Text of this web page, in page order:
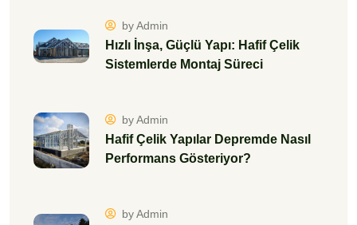
by Admin
Hızlı İnşa, Güçlü Yapı: Hafif Çelik
Sistemlerde Montaj Süreci
by Admin
Hafif Çelik Yapılar Depremde Nasıl
Performans Gösteriyor?
by Admin